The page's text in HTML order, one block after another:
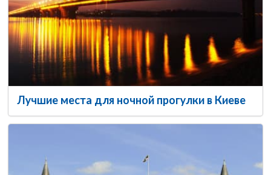
Лучшие места для ночной прогулки в Киеве